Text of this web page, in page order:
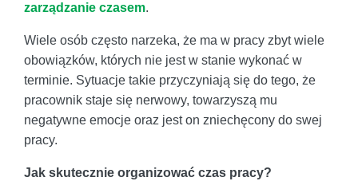
zarządzanie czasem.
Wiele osób często narzeka, że ma w pracy zbyt wiele
obowiązków, których nie jest w stanie wykonać w
terminie. Sytuacje takie przyczyniają się do tego, że
pracownik staje się nerwowy, towarzyszą mu
negatywne emocje oraz jest on zniechęcony do swej
pracy.
Jak skutecznie organizować czas pracy?